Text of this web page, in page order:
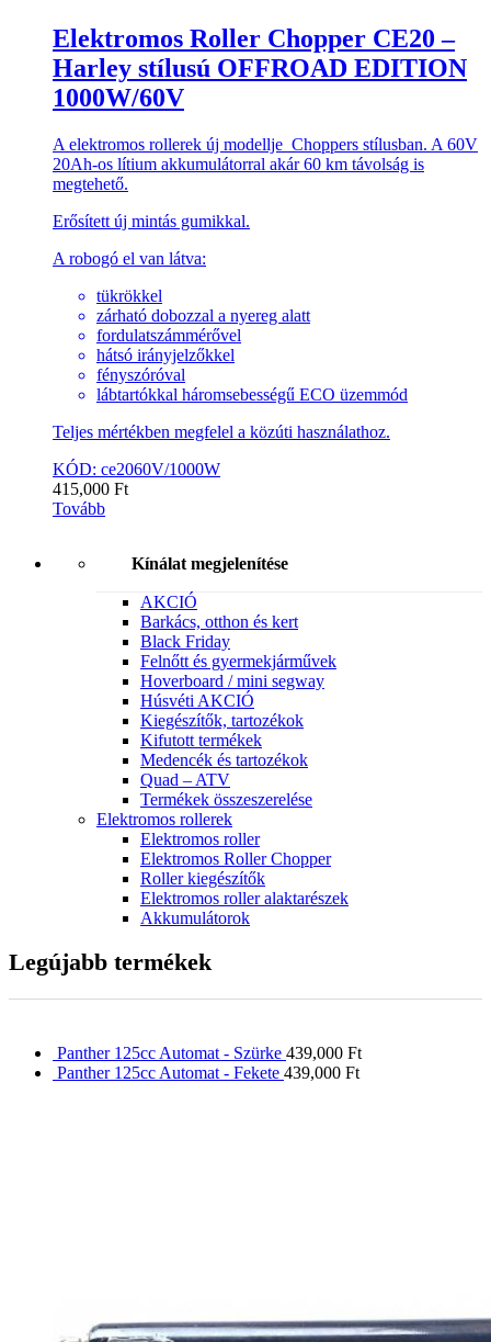
Elektromos Roller Chopper CE20 –
Harley stílusú OFFROAD EDITION
1000W/60V
A elektromos rollerek új modellje Choppers stílusban. A 60V
20Ah-os lítium akkumulátorral akár 60 km távolság is
megtehető.
Erősített új mintás gumikkal.
A robogó el van látva:
tükrökkel
zárható dobozzal a nyereg alatt
fordulatszámmérővel
hátsó irányjelzőkkel
fényszóróval
lábtartókkal háromsebességű ECO üzemmód
Teljes mértékben megfelel a közúti használathoz.
KÓD: ce2060V/1000W
415,000 Ft
Tovább
Kínálat megjelenítése
AKCIÓ
Barkács, otthon és kert
Black Friday
Felnőtt és gyermekjárművek
Hoverboard / mini segway
Húsvéti AKCIÓ
Kiegészítők, tartozékok
Kifutott termékek
Medencék és tartozékok
Quad – ATV
Termékek összeszerelése
Elektromos rollerek
Elektromos roller
Elektromos Roller Chopper
Roller kiegészítők
Elektromos roller alaktarészek
Akkumulátorok
Legújabb termékek
Panther 125cc Automat - Szürke 439,000 Ft
Panther 125cc Automat - Fekete 439,000 Ft